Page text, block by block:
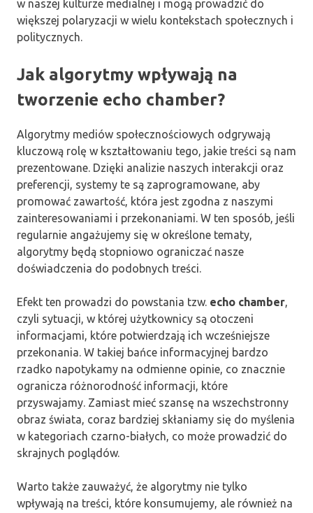
w naszej kulturze medialnej i mogą prowadzić do
większej polaryzacji w wielu kontekstach społecznych i
politycznych.
Jak algorytmy wpływają na
tworzenie echo chamber?
Algorytmy mediów społecznościowych odgrywają
kluczową rolę w kształtowaniu tego, jakie treści są nam
prezentowane. Dzięki analizie naszych interakcji oraz
preferencji, systemy te są zaprogramowane, aby
promować zawartość, która jest zgodna z naszymi
zainteresowaniami i przekonaniami. W ten sposób, jeśli
regularnie angażujemy się w określone tematy,
algorytmy będą stopniowo ograniczać nasze
doświadczenia do podobnych treści.
Efekt ten prowadzi do powstania tzw. echo chamber,
czyli sytuacji, w której użytkownicy są otoczeni
informacjami, które potwierdzają ich wcześniejsze
przekonania. W takiej bańce informacyjnej bardzo
rzadko napotykamy na odmienne opinie, co znacznie
ogranicza różnorodność informacji, które
przyswajamy. Zamiast mieć szansę na wszechstronny
obraz świata, coraz bardziej skłaniamy się do myślenia
w kategoriach czarno-białych, co może prowadzić do
skrajnych poglądów.
Warto także zauważyć, że algorytmy nie tylko
wpływają na treści, które konsumujemy, ale również na